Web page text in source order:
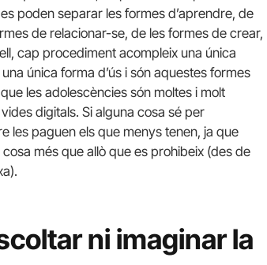
poden separar les formes d’aprendre, de
de relacionar-se, de les formes de crear,
cap procediment acompleix una única
única forma d’ús i són aquestes formes
les adolescències són moltes i molt
digitals. Si alguna cosa sé per
les paguen els que menys tenen, ja que
més que allò que es prohibeix (des de
ni imaginar la